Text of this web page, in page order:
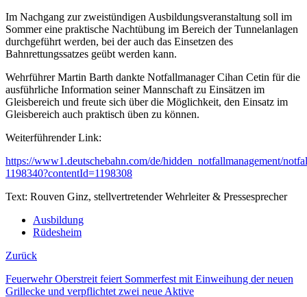
Im Nachgang zur zweistündigen Ausbildungsveranstaltung soll im
Sommer eine praktische Nachtübung im Bereich der Tunnelanlagen
durchgeführt werden, bei der auch das Einsetzen des
Bahnrettungssatzes geübt werden kann.
Wehrführer Martin Barth dankte Notfallmanager Cihan Cetin für die
ausführliche Information seiner Mannschaft zu Einsätzen im
Gleisbereich und freute sich über die Möglichkeit, den Einsatz im
Gleisbereich auch praktisch üben zu können.
Weiterführender Link:
https://www1.deutschebahn.com/de/hidden_notfallmanagement/
1198340?contentId=1198308
Text: Rouven Ginz, stellvertretender Wehrleiter & Pressesprecher
Ausbildung
Rüdesheim
Zurück
Feuerwehr Oberstreit feiert Sommerfest mit Einweihung der neuen
Grillecke und verpflichtet zwei neue Aktive